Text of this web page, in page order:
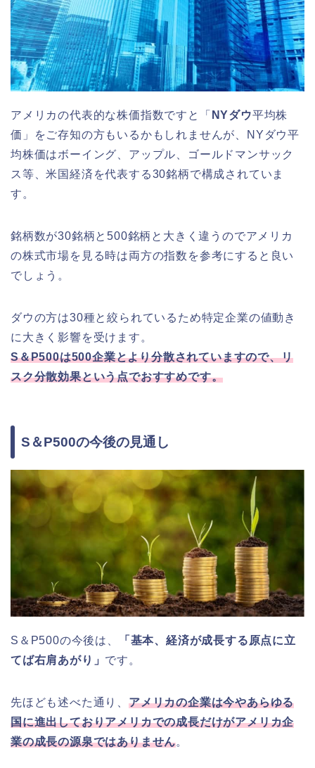
アメリカの代表的な株価指数ですと「 NYダウ平均株
価」をご存知の方もいるかもしれませんが、NYダウ平
均株価はボーイング、アップル、ゴールドマンサック
ス等、米国経済を代表する30銘柄で構成されていま
す。
銘柄数が30銘柄と500銘柄と大きく違うのでアメリカ
の株式市場を見る時は両方の指数を参考にすると良い
でしょう。
ダウの方は30種と絞られているため特定企業の値動き
に大きく影響を受けます。
S＆P500は500企業とより分散されていますので、リ
スク分散効果という点でおすすめです。
S＆P500の今後の見通し
S＆P500の今後は、
「基本、経済が成長する原点に立
てば右肩あがり」 です。
先ほども述べた通り、 アメリカの企業は今やあらゆる
国に進出しておりアメリカでの成長だけがアメリカ企
業の成長の源泉ではありません。